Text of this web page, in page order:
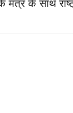
मंत्र के साथ